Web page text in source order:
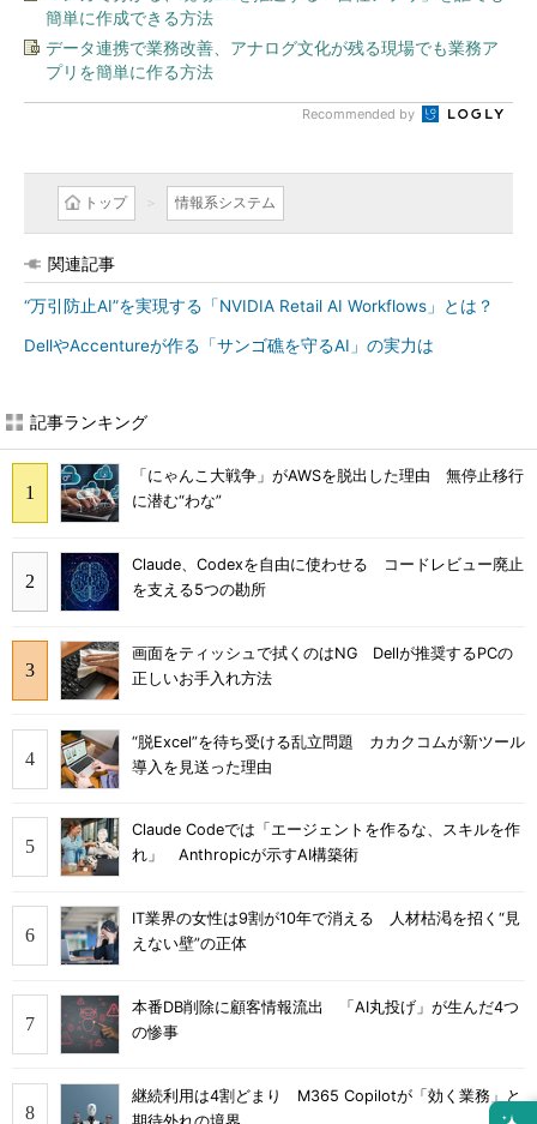
簡単に作成できる方法
データ連携で業務改善、アナログ文化が残る現場でも業務ア
プリを簡単に作る方法
Recommended by
トップ 情報系システム
関連記事
“万引防止AI”を実現する「NVIDIA Retail AI Workflows」とは？
DellやAccentureが作る「サンゴ礁を守るAI」の実力は
記事ランキング
「にゃんこ大戦争」がAWSを脱出した理由 無停止移行
に潜む“わな”
Claude、Codexを自由に使わせる コードレビュー廃止
を支える5つの勘所
画面をティッシュで拭くのはNG Dellが推奨するPCの
正しいお手入れ方法
“脱Excel”を待ち受ける乱立問題 カカクコムが新ツール
導入を見送った理由
Claude Codeでは「エージェントを作るな、スキルを作
れ」 Anthropicが示すAI構築術
IT業界の女性は9割が10年で消える 人材枯渇を招く“見
えない壁”の正体
本番DB削除に顧客情報流出 「AI丸投げ」が生んだ4つ
の惨事
継続利用は4割どまり M365 Copilotが「効く業務」と